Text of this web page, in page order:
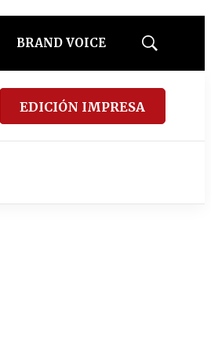
BRAND VOICE
Mostrar
EDICIÓN IMPRESA